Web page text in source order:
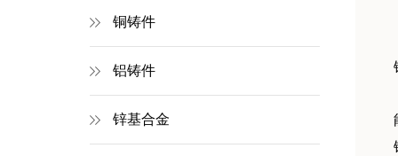
铜铸件
铝铸件
锌基合金